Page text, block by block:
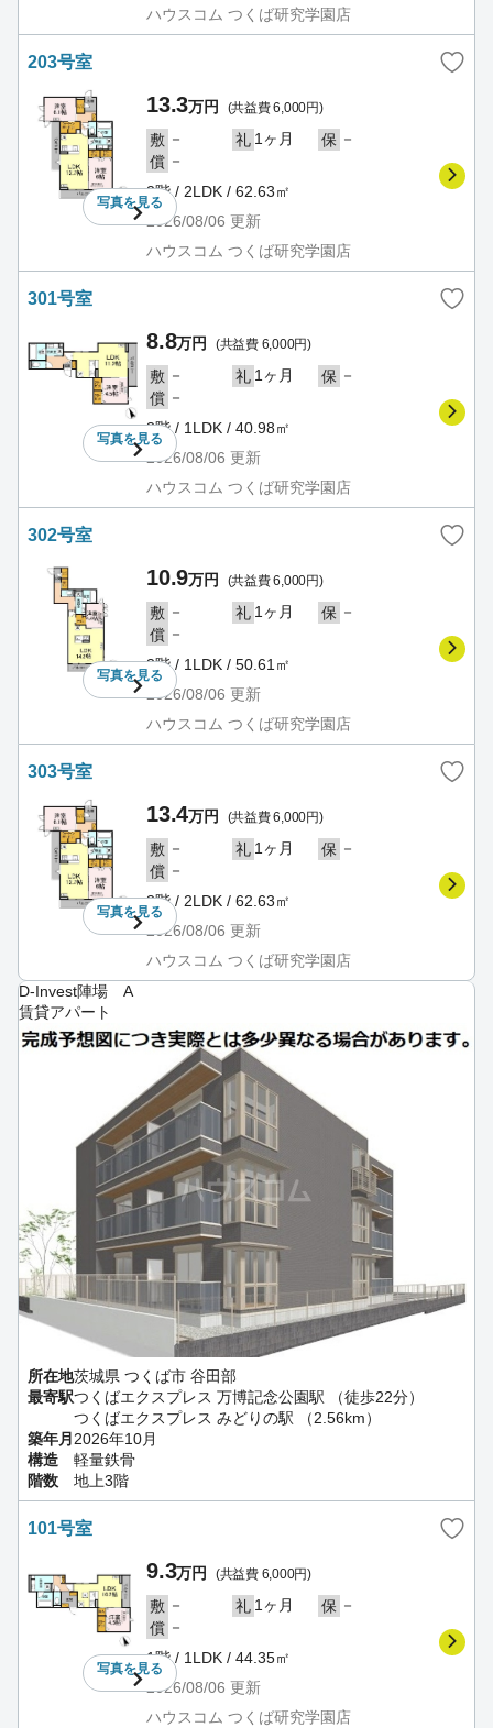
ハウスコム つくば研究学園店
203号室
写真を見る
13.3万円 (共益費 6,000円)
敷 － 礼 1ヶ月 保 －
償 －
2階 / 2LDK / 62.63㎡
2026/08/06 更新
ハウスコム つくば研究学園店
301号室
写真を見る
8.8万円 (共益費 6,000円)
敷 － 礼 1ヶ月 保 －
償 －
3階 / 1LDK / 40.98㎡
2026/08/06 更新
ハウスコム つくば研究学園店
302号室
写真を見る
10.9万円 (共益費 6,000円)
敷 － 礼 1ヶ月 保 －
償 －
3階 / 1LDK / 50.61㎡
2026/08/06 更新
ハウスコム つくば研究学園店
303号室
写真を見る
13.4万円 (共益費 6,000円)
敷 － 礼 1ヶ月 保 －
償 －
3階 / 2LDK / 62.63㎡
2026/08/06 更新
ハウスコム つくば研究学園店
D-Invest陣場 A
賃貸アパート
所在地茨城県 つくば市 谷田部
最寄駅つくばエクスプレス 万博記念公園駅 （徒歩22分）
つくばエクスプレス みどりの駅 （2.56km）
築年月 2026年10月
構造
軽量鉄骨
階数
地上3階
101号室
写真を見る
9.3万円 (共益費 6,000円)
敷 － 礼 1ヶ月 保 －
償 －
1階 / 1LDK / 44.35㎡
2026/08/06 更新
ハウスコム つくば研究学園店